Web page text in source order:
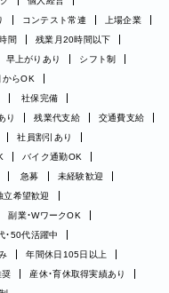
コンテスト常連
上場企業
間
残業月20時間以下
早上がりあり
シフト制
からOK
社保完備
り 残業代支給
交通費支給
社員割引あり
バイク通勤OK
急募
未経験歓迎
立希望歓迎
副業・WワークOK
・50代活躍中
年間休日105日以上
奨
産休・育休取得実績あり